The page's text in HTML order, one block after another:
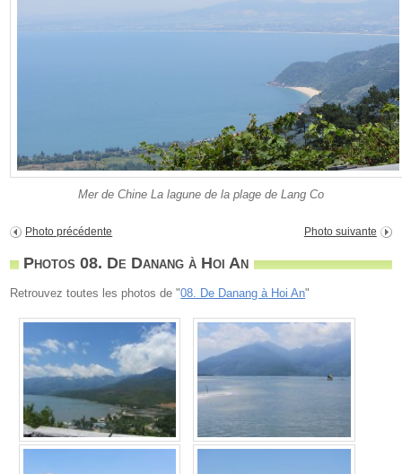
Mer de Chine La lagune de la plage de Lang Co
Photo précédente Photo suivante
Photos 08. De Danang à Hoi An
Retrouvez toutes les photos de "08. De Danang à Hoi An"